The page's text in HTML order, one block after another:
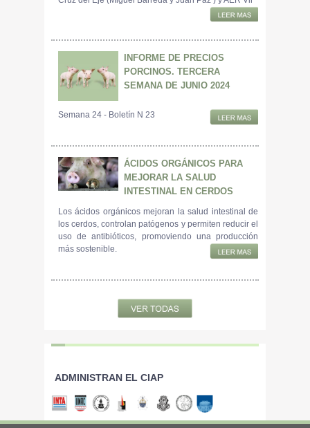
INFORME DE PRECIOS
PORCINOS. TERCERA
SEMANA DE JUNIO 2024
Semana 24 - Boletín N 23
ÁCIDOS ORGÁNICOS PARA
MEJORAR LA SALUD
INTESTINAL EN CERDOS
Los ácidos orgánicos mejoran la salud intestinal de
los cerdos, controlan patógenos y permiten reducir el
uso de antibióticos, promoviendo una producción
más sostenible.
ADMINISTRAN EL CIAP